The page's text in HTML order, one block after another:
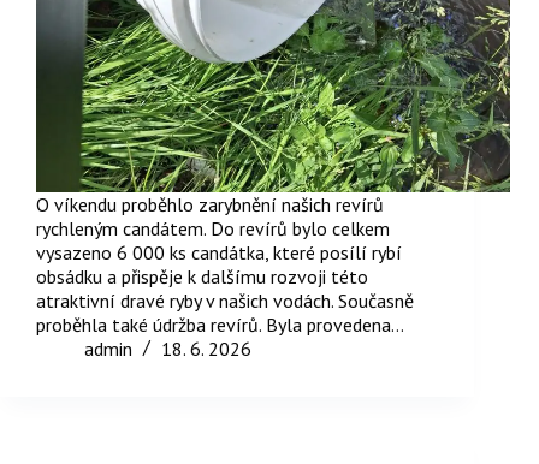
O víkendu proběhlo zarybnění našich revírů
rychleným candátem. Do revírů bylo celkem
vysazeno 6 000 ks candátka, které posílí rybí
obsádku a přispěje k dalšímu rozvoji této
atraktivní dravé ryby v našich vodách. Současně
proběhla také údržba revírů. Byla provedena…
admin
18. 6. 2026